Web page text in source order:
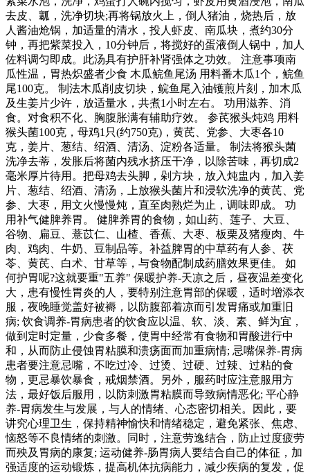
去皮、瓤，洗净切块;再将锅放火上，倒人猪油，烧热后，放
人酱油炝锅，加适量的清水，投人虾皮、南瓜块，煮约30分
钟，再把紫菜投入，10分钟后，将搅好的蛋液倒人锅中，加人
佐料调匀即成。此汤具有护肝补肾强体之功效。 注意事项南
瓜性温，胃热炽盛者少食 木瓜鲩鱼尾汤 用料番木瓜1个，鲩鱼
尾100克。 制法木瓜削皮切块，鲩鱼尾入油镬煎片刻，加木瓜
及生姜片少许，放适量水，共煮1小时左右。 功用滋养、消
食。对食积不化、胸腹胀满有辅助疗效。 参芪猴头炖鸡 用料
猴头菌100克，母鸡1只(约750克)，黄芪、党参、大枣各10
克，姜片、葱结、绍酒、清汤、淀粉各适量。 制法将猴头菌
洗净去蒂，发胀后将菌内残水挤压干净，以除苦味，再切成2
毫米厚片待用。把母鸡去头脚，剁方块，放入炖盅内，加入姜
片、葱结、绍酒、清汤，上放猴头菌片和浸软洗净的黄芪、党
参、大枣，用文火慢慢炖，直至肉熟烂为止，调味即成。 功
用补气健脾养胃。 健脾养胃的食物，如山药、莲子、大豆、
谷物、扁豆、薏苡仁、山楂、香蕉、大枣、板栗及猪瘦肉、牛
肉、鸡肉、牛奶、豆制品等。补益脾胃的中草药有人参、茯
苓、黄芪、白术、甘草等，与食物配制成药膳效果更佳。 如
何护胃呢?这就要重"五养" 保暖护养-天凉之后，昼夜温差变化
大，患有慢性胃炎的人，要特别注意胃部的保暖，适时增添衣
服，夜晚睡觉盖好被褥，以防腹部着凉而引发胃痛或加重旧
病; 饮食调养-胃病患者的饮食应以温、软、淡、素、鲜为宜，
做到定时定量，少食多餐，使胃中经常有食物和胃酸进行中
和，从而防止侵蚀胃粘膜和溃疡面而加重病情; 忌嘴保养-胃病
患者要注意忌嘴，不吃过冷、过烫、过硬、过辣、过粘的食
物，更忌暴饮暴食，戒烟禁酒。另外，服药时应注意服用方
法，最好饭后服用，以防刺激胃粘膜而导致病情恶化; 平心静
养-胃病发生与发展，与人的情绪、心态密切相关。因此，要
讲究心理卫生，保持精神愉快和情绪稳定，避免紧张、焦虑、
恼怒等不良情绪的刺激。同时，注意劳逸结合，防止过度疲劳
而殃及胃病的康复; 运动健养-肠胃病人要结合自己的体征，加
强适度的运动锻炼，提高机体抗病能力，减少疾病的复发，促